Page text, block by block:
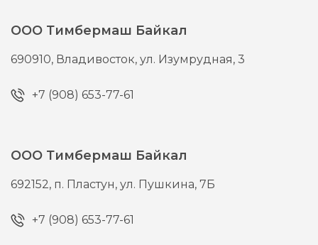
ООО Тимбермаш Байкал
690910, Владивосток,ул. Изумрудная, 3
+7 (908) 653-77-61
ООО Тимбермаш Байкал
692152, п. Пластун,ул. Пушкина, 7Б
+7 (908) 653-77-61